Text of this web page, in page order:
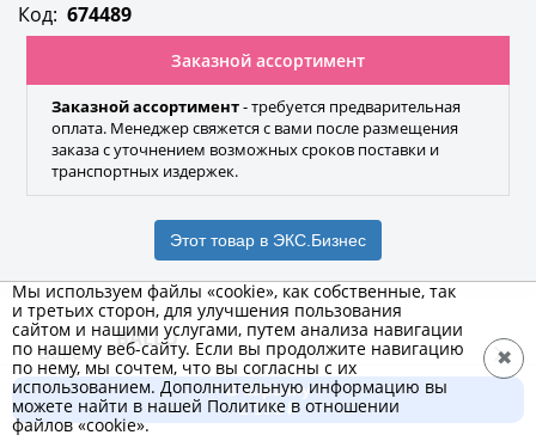
Код: 674489
Заказной ассортимент
Заказной ассортимент- требуется предварительная
оплата. Менеджер свяжется с вами после размещения
заказа с уточнением возможных сроков поставки и
транспортных издержек.
Этот товар в ЭКС.Бизнес
BALLU
Бренд
В корзину
2 190 ₽
Мы используем файлы «cookie», как собственные, так
и третьих сторон, для улучшения пользования
сайтом и нашими услугами, путем анализа навигации
по нашему веб-сайту. Если вы продолжите навигацию
по нему, мы сочтем, что вы согласны с их
использованием. Дополнительную информацию вы
можете найти в нашей Политике в отношении
файлов «cookie».
✖